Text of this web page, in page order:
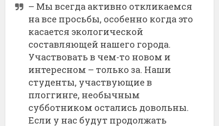
– Мы всегда активно откликаемся
на все просьбы, особенно когда это
касается экологической
составляющей нашего города.
Участвовать в чем-то новом и
интересном – только за. Наши
студенты, участвующие в
плоггинге, необычным
субботником остались довольны.
Если у нас будут продолжать